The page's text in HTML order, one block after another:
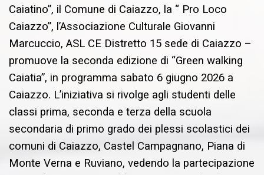
Caiatino”, il Comune di Caiazzo, la “ Pro Loco
Caiazzo”, l’Associazione Culturale Giovanni
Marcuccio, ASL CE Distretto 15 sede di Caiazzo –
promuove la seconda edizione di “Green walking
Caiatia”, in programma sabato 6 giugno 2026 a
Caiazzo. L’iniziativa si rivolge agli studenti delle
classi prima, seconda e terza della scuola
secondaria di primo grado dei plessi scolastici dei
comuni di Caiazzo, Castel Campagnano, Piana di
Monte Verna e Ruviano, vedendo la partecipazione